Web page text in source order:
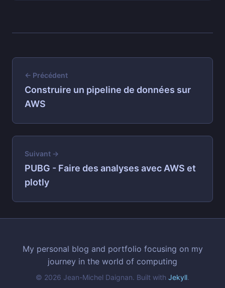
← Précédent
Construire un pipeline de données sur
AWS
Suivant →
PUBG - Faire des analyses avec AWS et
plotly
My personal blog and portfolio focusing on my
journey in the world of computing
© 2026 Jean-Michel Daignan. Built with Jekyll.